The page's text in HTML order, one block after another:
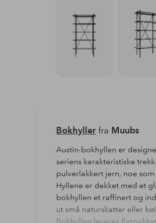
Bokhyllerfra Muubs
Austin-bokhyllen er
seriens karakteristiske
pulverlakkert jern, noe
Hyllene er dekket med et
bokhyllen et raffinert og
ut små naturskatter eller